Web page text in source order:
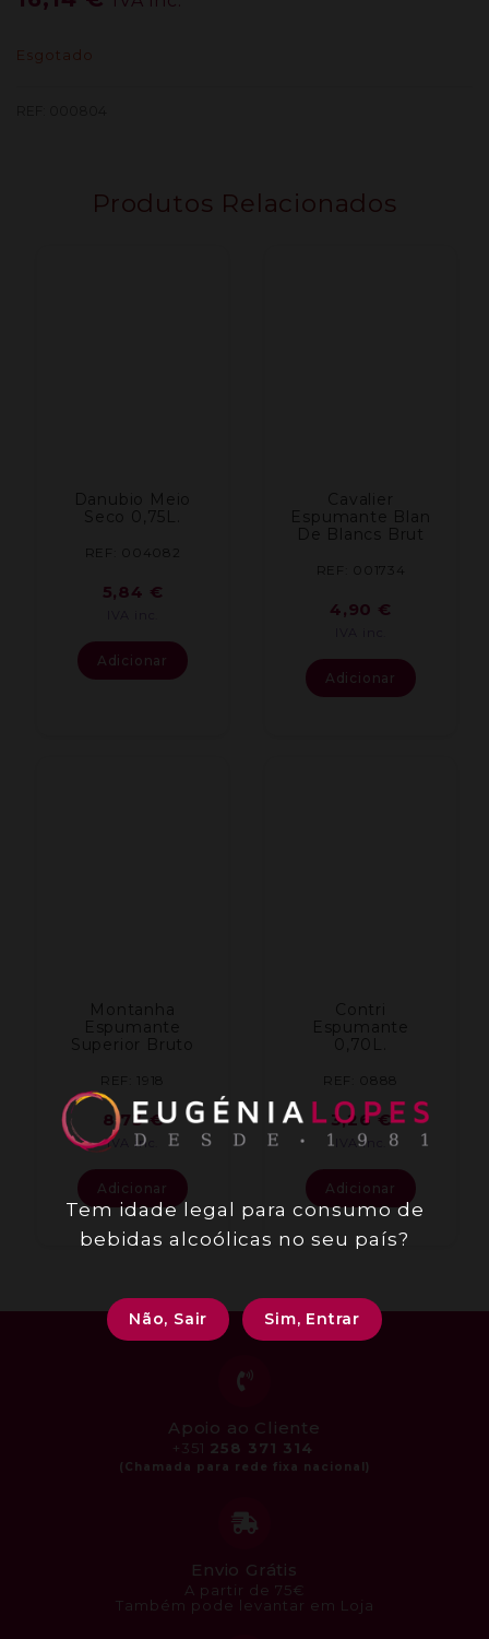
Esgotado
Produtos Relacionados
Danubio Meio
Seco 0,75L.
REF: 004082
5,84 €
Adicionar
Cavalier
Espumante Blan
De Blancs Brut
REF: 001734
4,90 €
Adicionar
Montanha
Espumante
Superior Bruto
REF: 1918
8,73€
IVA inc.
Adicionar
Contri
Espumante
0,70L.
REF: 0888
3,26€
IVA inc.
Adicionar
Apoio ao Cliente
+351 258 371 314
Envio Grátis
A partir de 75€
Também pode levantar em Loja
Tem idade legal para consumo de
bebidas alcoólicas no seu país?
Não, Sair Sim, Entrar